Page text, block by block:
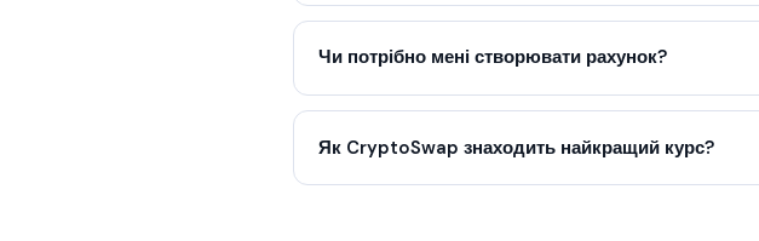
Чи потрібно мені створювати рахунок?
Як CryptoSwap знаходить найкращий курс?